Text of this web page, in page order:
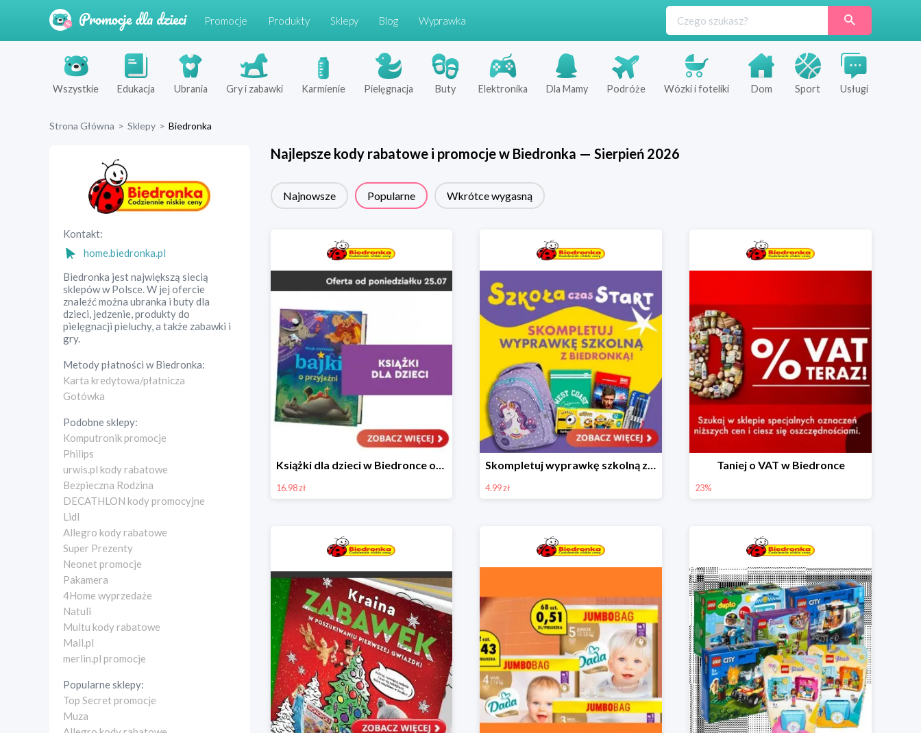
Promocje Produkty Sklepy Blog Wyprawka
Wszystkie Edukacja Ubrania Gry i zabawki Karmienie Pielęgnacja Buty Elektronika Dla Mamy Podróże Wózki i foteliki Dom Sport Usługi
Strona Główna > Sklepy > Biedronka
Kontakt:
home.biedronka.pl
Biedronka jest największą siecią
sklepów w Polsce. W jej ofercie
znaleźć można ubranka i buty dla
dzieci, jedzenie, produkty do
pielęgnacji pieluchy, a także zabawki i
gry.
Metody płatności wBiedronka:
Karta kredytowa/płatnicza
Gotówka
Podobne sklepy:
Komputronik promocje
Philips
urwis.pl kody rabatowe
Bezpieczna Rodzina
DECATHLON kody promocyjne
Lidl
Allegro kody rabatowe
Super Prezenty
Neonet promocje
Pakamera
4Home wyprzedaże
Natuli
Multu kody rabatowe
Mall.pl
merlin.pl promocje
Popularne sklepy:
Top Secret promocje
Muza
Najlepsze kody rabatowe i promocje w Biedronka — Sierpień 2026
Najnowsze Popularne Wkrótce wygasną
Książki dla dzieci w Biedronce od 16,99 zł
16.98 zł
Skompletuj wyprawkę szkolną z Biedronką od 4,99 zł
4.99 zł
Taniej o VAT w Biedronce
23%